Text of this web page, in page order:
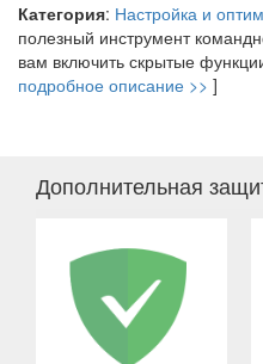
Категория: Настройка и
полезный инструмент
вам включить скрытые
подробное описание >> ]
Дополнительная